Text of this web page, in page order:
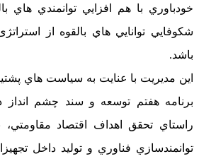
خودباوري با هم افزايي توانمندي هاي
شكوفايي توانايي هاي بالقوه از
باشد.
اين مديريت با عنايت به سياست هاي
راستاي تحقق اهداف اقتصاد مقاومتي،
توانمندسازي فناوري و توليد داخل